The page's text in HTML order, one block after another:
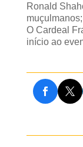
Ronald
O Cardeal
início ao